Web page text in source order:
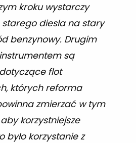
kroku wystarczy
diesla na stary
benzynowy. Drugim
są
flot
których reforma
zmierzać w tym
korzystniejsze
było korzystanie z